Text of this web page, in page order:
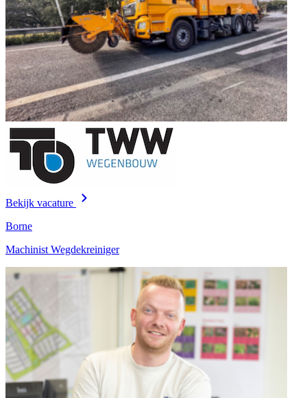
Bekijk vacature
Borne
Machinist Wegdekreiniger